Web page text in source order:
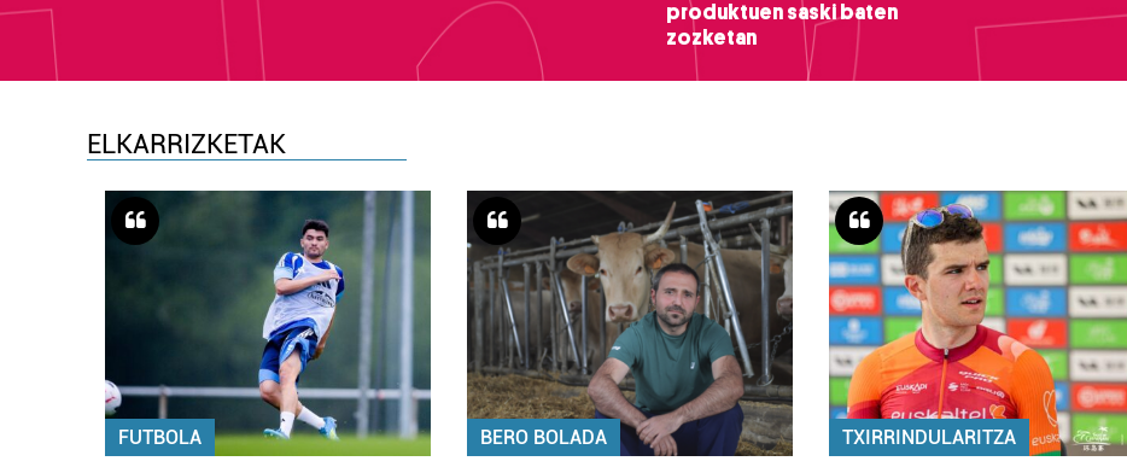
produktuen saski baten
zozketan
ELKARRIZKETAK
FUTBOLA BERO BOLADA TXIRRINDULARITZA